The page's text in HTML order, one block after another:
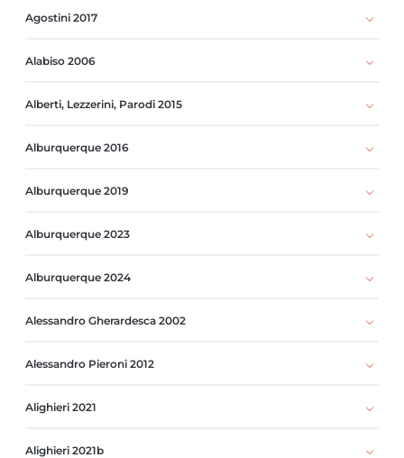
Agostini 2017
Alabiso 2006
Alberti, Lezzerini, Parodi 2015
Alburquerque 2016
Alburquerque 2019
Alburquerque 2023
Alburquerque 2024
Alessandro Gherardesca 2002
Alessandro Pieroni 2012
Alighieri 2021
Alighieri 2021b